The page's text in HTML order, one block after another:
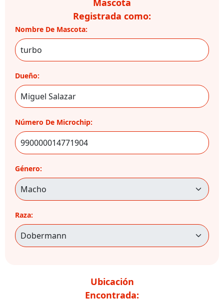
Mascota
Registrada como:
Nombre De Mascota:
Dueño:
Número De Microchip:
Género:
Raza:
Ubicación
Encontrada: